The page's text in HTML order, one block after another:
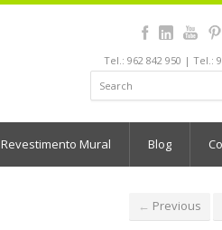
Tel.: 962 842 950 | Tel.:
Revestimento Mural Blog
← Previous